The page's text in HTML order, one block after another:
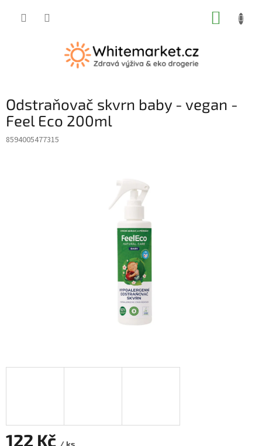
Odstraňovač skvrn baby - vegan -
Feel Eco 200ml
8594005477315
122 Kč